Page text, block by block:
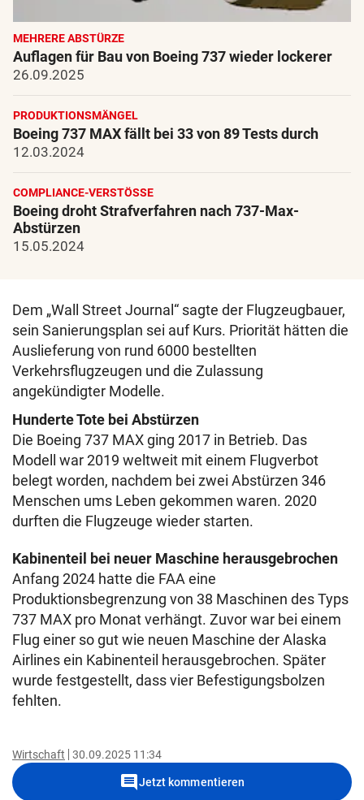
MEHRERE ABSTÜRZE
Auflagen für Bau von Boeing 737 wieder lockerer
26.09.2025
PRODUKTIONSMÄNGEL
Boeing 737 MAX fällt bei 33 von 89 Tests durch
12.03.2024
COMPLIANCE-VERSTÖSSE
Boeing droht Strafverfahren nach 737-Max-
Abstürzen
15.05.2024
Dem „Wall Street Journal“ sagte der Flugzeugbauer,
sein Sanierungsplan sei auf Kurs. Priorität hätten die
Auslieferung von rund 6000 bestellten
Verkehrsflugzeugen und die Zulassung
angekündigter Modelle.
Hunderte Tote bei Abstürzen
Die Boeing 737 MAX ging 2017 in Betrieb. Das
Modell war 2019 weltweit mit einem Flugverbot
belegt worden, nachdem bei zwei Abstürzen 346
Menschen ums Leben gekommen waren. 2020
durften die Flugzeuge wieder starten.
Kabinenteil bei neuer Maschine herausgebrochen
Anfang 2024 hatte die FAA eine
Produktionsbegrenzung von 38 Maschinen des Typs
737 MAX pro Monat verhängt. Zuvor war bei einem
Flug einer so gut wie neuen Maschine der Alaska
Airlines ein Kabinenteil herausgebrochen. Später
wurde festgestellt, dass vier Befestigungsbolzen
fehlten.
Wirtschaft 30.09.2025 11:34
commentJetzt kommentieren